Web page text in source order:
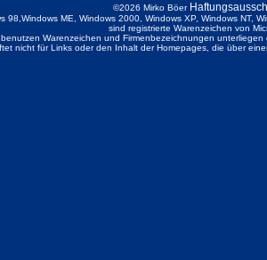
©2026 Mirko Böer
98,Windows ME, Windows 2000, Windows XP, Windows NT,
sind registrierte Warenzeichen von
Warenzeichen und Firmenbezeichnungen unterliegen
nicht für Links oder den Inhalt der Homepages, die über